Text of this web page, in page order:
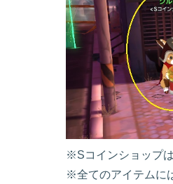
※Sコインショップ
※全てのアイテムに